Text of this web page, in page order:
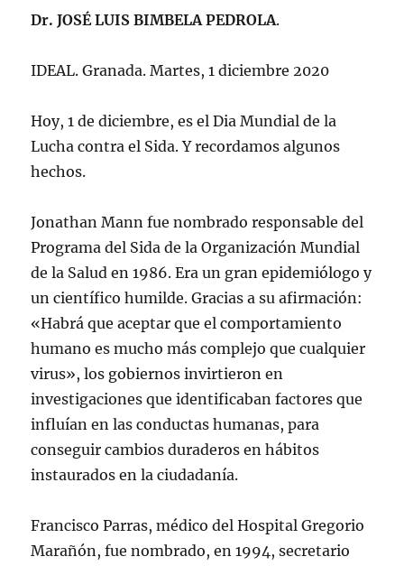
Dr. JOSÉ LUIS BIMBELA PEDROLA.
IDEAL. Granada. Martes, 1 diciembre 2020
Hoy, 1 de diciembre, es el Dia Mundial de la
Lucha contra el Sida. Y recordamos algunos
hechos.
Jonathan Mann fue nombrado responsable del
Programa del Sida de la Organización Mundial
de la Salud en 1986. Era un gran epidemiólogo y
un científico humilde. Gracias a su afirmación:
«Habrá que aceptar que el comportamiento
humano es mucho más complejo que cualquier
virus», los gobiernos invirtieron en
investigaciones que identificaban factores que
influían en las conductas humanas, para
conseguir cambios duraderos en hábitos
instaurados en la ciudadanía.
Francisco Parras, médico del Hospital Gregorio
Marañón, fue nombrado, en 1994, secretario